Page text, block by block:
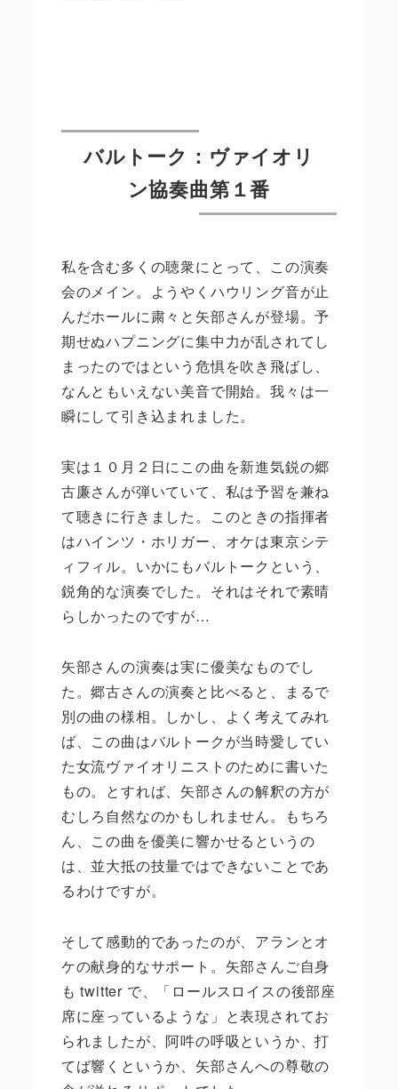
バルトーク：ヴァイオリ
ン協奏曲第１番
私を含む多くの聴衆にとって、この演奏
会のメイン。ようやくハウリング音が止
んだホールに粛々と矢部さんが登場。予
期せぬハプニングに集中力が乱されてし
まったのではという危惧を吹き飛ばし、
なんともいえない美音で開始。我々は一
瞬にして引き込まれました。
実は１０月２日にこの曲を新進気鋭の郷
古廉さんが弾いていて、私は予習を兼ね
て聴きに行きました。このときの指揮者
はハインツ・ホリガー、オケは東京シテ
ィフィル。いかにもバルトークという、
鋭角的な演奏でした。それはそれで素晴
らしかったのですが…
矢部さんの演奏は実に優美なものでし
た。郷古さんの演奏と比べると、まるで
別の曲の様相。しかし、よく考えてみれ
ば、この曲はバルトークが当時愛してい
た女流ヴァイオリニストのために書いた
もの。とすれば、矢部さんの解釈の方が
むしろ自然なのかもしれません。もちろ
ん、この曲を優美に響かせるというの
は、並大抵の技量ではできないことであ
るわけですが。
そして感動的であったのが、アランとオ
ケの献身的なサポート。矢部さんご自身
も twitter で、「ロールスロイスの後部座
席に座っているような」と表現されてお
られましたが、阿吽の呼吸というか、打
てば響くというか、矢部さんへの尊敬の